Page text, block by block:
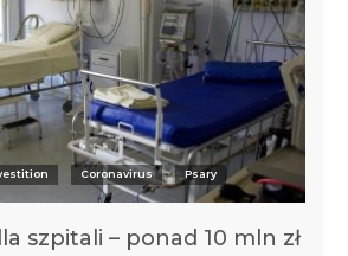
Coronavirus Psary
szpitali – ponad 10 mln zł